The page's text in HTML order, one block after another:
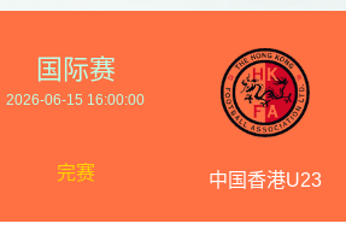
国际赛
2026-06-15 16:00:00
完赛 中国香港U23